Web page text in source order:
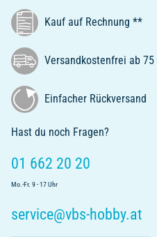
Kauf auf Rechnung **
Versandkostenfrei ab
Einfacher Rückversand
Hast du noch Fragen?
01 662 20 20
Mo.-Fr. 9 - 17 Uhr
service@vbs-hobby.at